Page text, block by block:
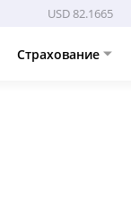
USD 82.1665
Страхование